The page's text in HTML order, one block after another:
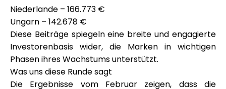
ask@scrambleup.com
+372 712 2955
Niederlande – 166.773 €
Ungarn – 142.678 €
Diese Beiträge spiegeln eine breite und engagierte
Investorenbasis wider, die Marken in wichtigen
Phasen ihres Wachstums unterstützt.
Was uns diese Runde sagt
Die Ergebnisse vom Februar zeigen, dass die